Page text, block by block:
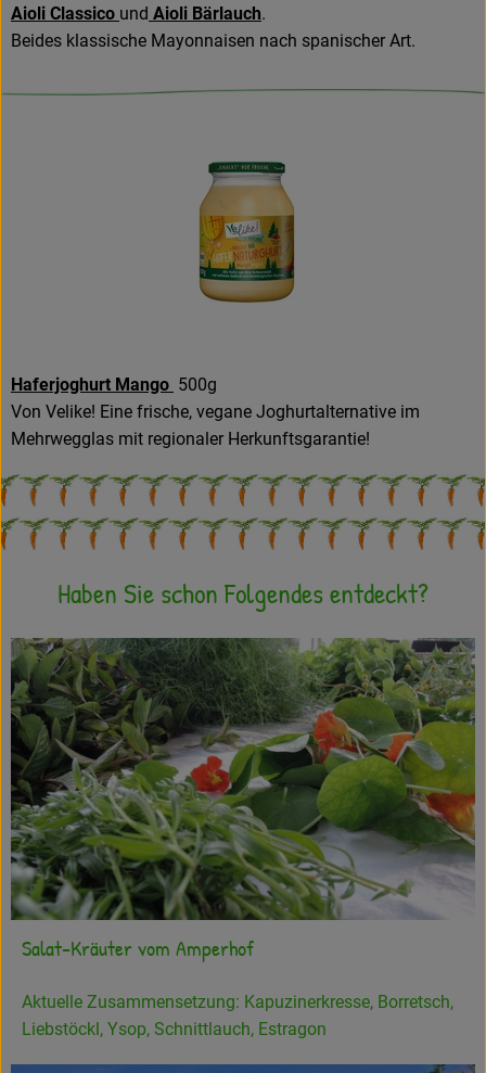
Aioli Classico und Aioli Bärlauch.
Beides klassische Mayonnaisen nach spanischer Art.
Haferjoghurt Mango 500g
Von Velike! Eine frische, vegane Joghurtalternative im
Mehrwegglas mit regionaler Herkunftsgarantie!
Haben Sie schon Folgendes entdeckt?
Salat-Kräuter vom Amperhof
Aktuelle Zusammensetzung: Kapuzinerkresse, Borretsch,
Liebstöckl, Ysop, Schnittlauch, Estragon